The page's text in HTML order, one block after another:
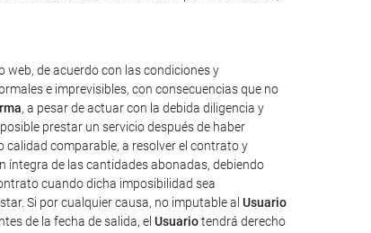
web, de acuerdo con las condiciones y
e imprevisibles, con consecuencias que no
, a pesar de actuar con la debida diligencia y
prestar un servicio después de haber
comparable, a resolver el contrato y
íntegra de las cantidades abonadas, debiendo
cuando dicha imposibilidad sea
Si por cualquier causa, no imputable al Usuario
de la fecha de salida, el Usuariotendrá derecho